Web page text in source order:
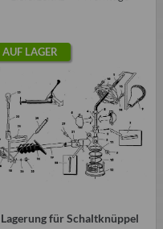
AUF LAGER
Lagerung für Schaltknüppel